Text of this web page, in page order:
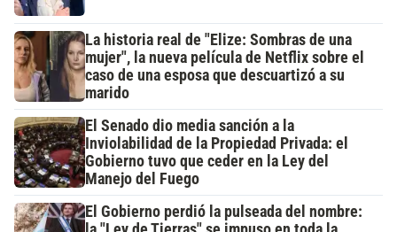
La historia real de "Elize: Sombras de una
mujer", la nueva película de Netflix sobre el
caso de una esposa que descuartizó a su
marido
El Senado dio media sanción a la
Inviolabilidad de la Propiedad Privada: el
Gobierno tuvo que ceder en la Ley del
Manejo del Fuego
El Gobierno perdió la pulseada del nombre: